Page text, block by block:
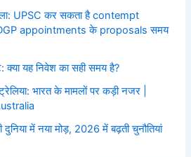
UPSC कर सकता है contempt
appointments के proposals समय
क्या यह निवेश का सही समय है?
भारत के मामलों पर कड़ी नजर |
में नया मोड़, 2026 में बढ़ती चुनौतियां